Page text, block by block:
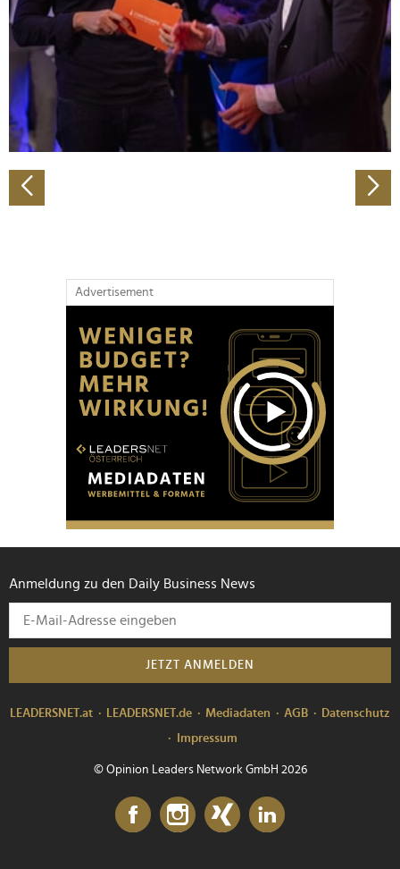
Abschnitt Einzelheiten
fest.
Wir verwenden Cookies, um Inhalte und Anzeigen zu
personalisieren, Funktionen für soziale Medien anbieten
zu können und die Zugriffe auf unsere Website zu
analysieren. Außerdem geben wir Informationen zu Ihrer
Verwendung unserer Website an unsere Partner für
Partner führen diese Informationen möglicherweise mit
weiteren Daten zusammen, die Sie ihnen bereitgestellt
Advertisement
Anmeldung zu den Daily Business News
JETZT ANMELDEN
LEADERSNET.at LEADERSNET.de Mediadaten AGB
Datenschutz
Impressum
© Opinion Leaders Network GmbH 2026